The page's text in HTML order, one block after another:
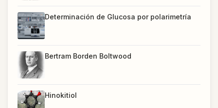
Determinación de Glucosa por polarimetría
Bertram Borden Boltwood
Hinokitiol